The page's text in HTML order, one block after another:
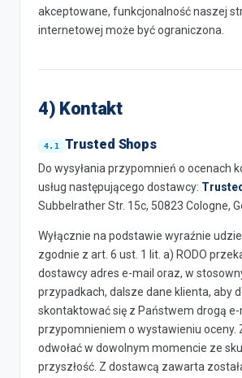
akceptowane, funkcjonalność naszej
internetowej może być ograniczona.
4) Kontakt
Trusted Shops
Do wysyłania przypomnień o ocenach
usług następującego dostawcy:
Subbelrather Str. 15c, 50823 Cologne,
Wyłącznie na podstawie wyraźnie
zgodnie z art. 6 ust. 1 lit. a) RODO
dostawcy adres e-mail oraz, w
przypadkach, dalsze dane klienta, aby
skontaktować się z Państwem drogą e-
przypomnieniem o wystawieniu oceny.
odwołać w dowolnym momencie ze
przyszłość. Z dostawcą zawarta